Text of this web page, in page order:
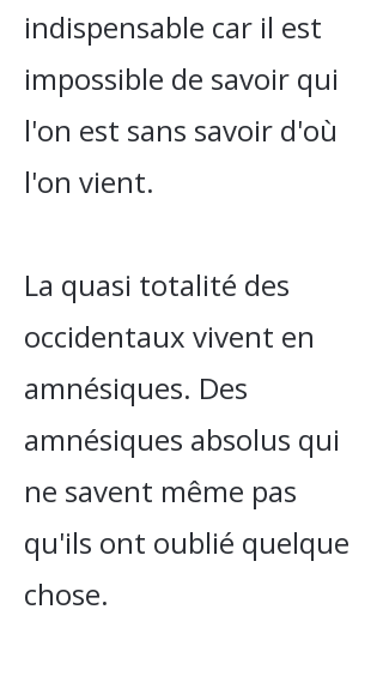
indispensable car il est
impossible de savoir qui
l'on est sans savoir d'où
l'on vient.
La quasi totalité des
occidentaux vivent en
amnésiques. Des
amnésiques absolus qui
ne savent même pas
qu'ils ont oublié quelque
chose.